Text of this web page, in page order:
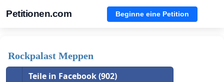
Petitionen.com Beginne eine Petition
Rockpalast Meppen
Teile in Facebook (902)